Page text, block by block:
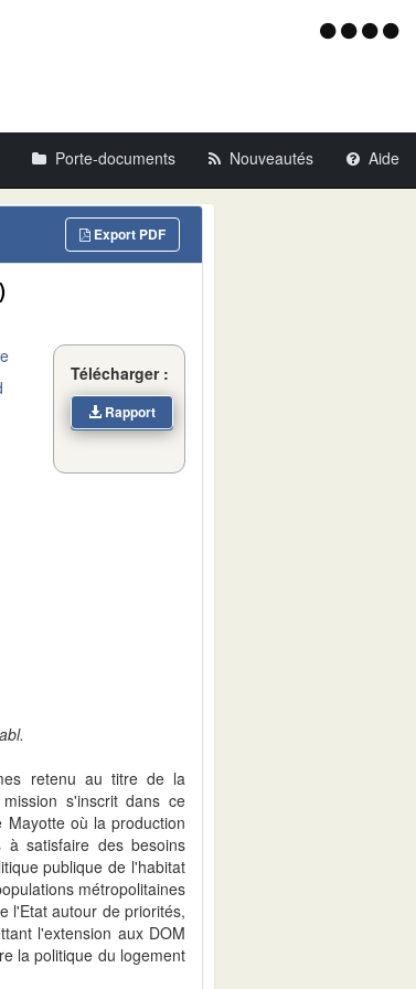
Menu
Porte-documents Nouveautés Aide
Export PDF
Télécharger :
Rapport
retenu au titre de la
s'inscrit dans ce
où la production
satisfaire des besoins
publique de l'habitat
métropolitaines
l'Etat autour de priorités,
l'extension aux DOM
la politique du logement